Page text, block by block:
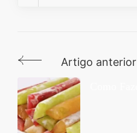
Navegação
de
post
Artigo anterior